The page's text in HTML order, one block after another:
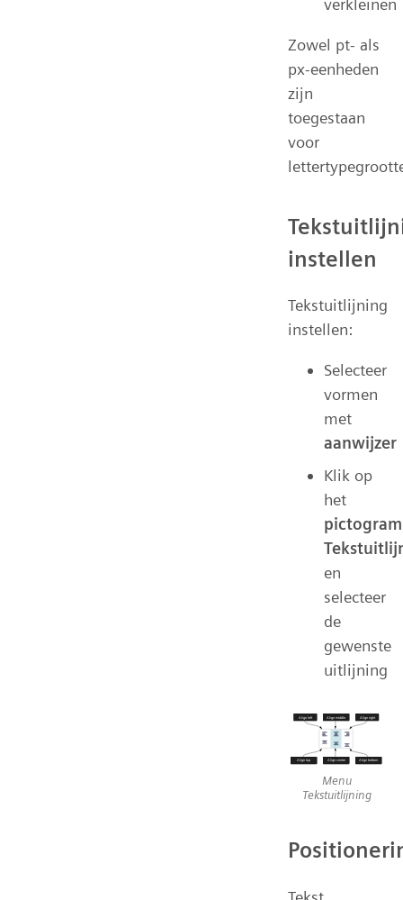
Zowel pt- als
px-eenheden
zijn
toegestaan
voor
instellen
Tekstuitlijning
instellen:
Selecteer
vormen
met
aanwijzer
Klik op
het
pictogram
en
selecteer
de
gewenste
uitlijning
Menu
Tekstuitlijning